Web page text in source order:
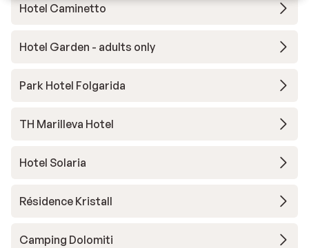
Hotel Caminetto
Hotel Garden - adults only
Park Hotel Folgarida
TH Marilleva Hotel
Hotel Solaria
Résidence Kristall
Camping Dolomiti